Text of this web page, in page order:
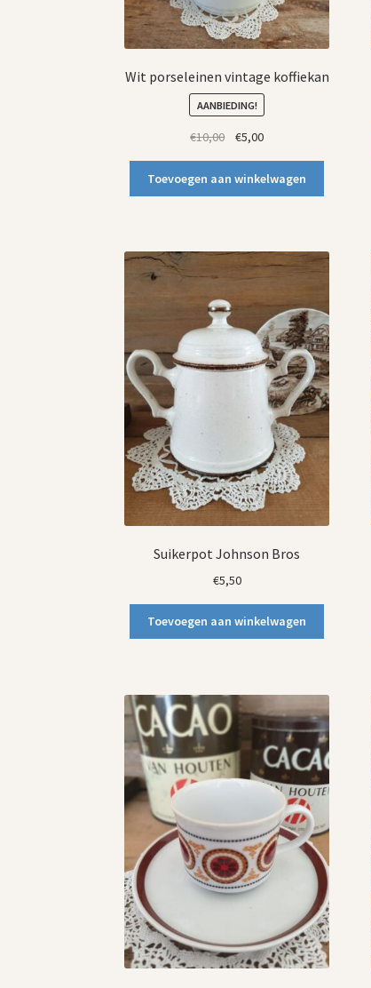
Wit porseleinen vintage koffiekan
AANBIEDING!
€10,00
Oorspronkelijke
was:
€10,00.
€5,00Huidige
is:
€5,00.
Toevoegen aan winkelwagen
Suikerpot Johnson Bros
€5,50
Toevoegen aan winkelwagen